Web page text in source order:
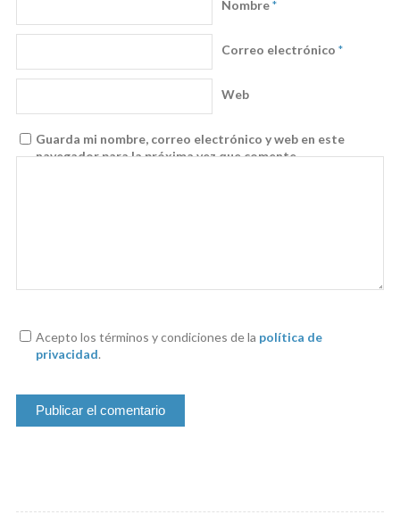
Nombre*
Correo electrónico *
Web
Guarda mi nombre, correo electrónico y web en este
navegador para la próxima vez que comente.
Acepto los términos y condiciones de la política de
privacidad.